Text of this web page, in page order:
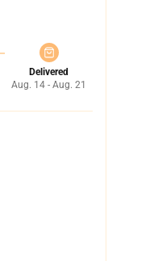
Delivered
Aug. 14 - Aug. 21